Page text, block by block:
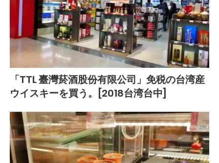
「TTL 臺灣菸酒股份有限公司」免税の台湾産
ウイスキーを買う。[2018台湾台中]